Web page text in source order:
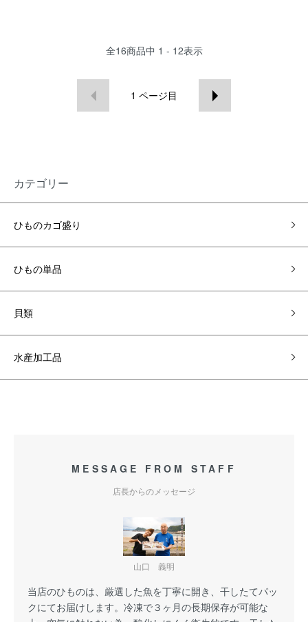
全16商品中 1 - 12表示
1 ページ目
カテゴリー
ひものカゴ盛り
ひもの単品
貝類
水産加工品
MESSAGE FROM STAFF
店長からのメッセージ
山口 義明
当店のひものは、厳選した魚を丁寧に開き、干したてパッ
クにてお届けします。冷凍で３ヶ月の長期保存が可能な